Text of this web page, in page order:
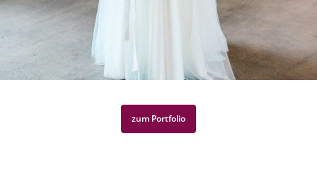
zum Portfolio